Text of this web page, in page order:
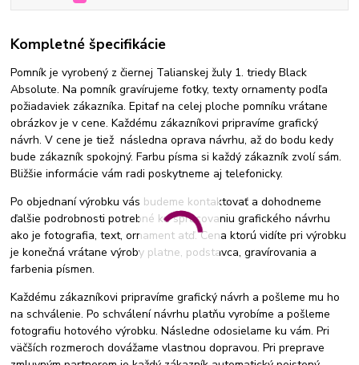
Kompletné špecifikácie
Pomník je vyrobený z čiernej Talianskej žuly 1. triedy Black
Absolute. Na pomník gravírujeme fotky, texty ornamenty podľa
požiadaviek zákazníka. Epitaf na celej ploche pomníku vrátane
obrázkov je v cene. Každému zákazníkovi pripravíme grafický
návrh. V cene je tiež následna oprava návrhu, až do bodu kedy
bude zákazník spokojný. Farbu písma si každý zákazník zvolí sám.
Bližšie informácie vám radi poskytneme aj telefonicky.
Po objednaní výrobku vás budeme kontaktovať a dohodneme
ďalšie podrobnosti potrebné ku spracovaniu grafického návrhu
ako je fotografia, text, ornament atď. Cena ktorú vidíte pri výrobku
je konečná vrátane výroby platne, podstavca, gravírovania a
farbenia písmen.
Každému zákazníkovi pripravíme grafický návrh a pošleme mu ho
na schválenie. Po schválení návrhu platňu vyrobíme a pošleme
fotografiu hotového výrobku. Následne odosielame ku vám. Pri
väčších rozmeroch dovážame vlastnou dopravou. Pri preprave